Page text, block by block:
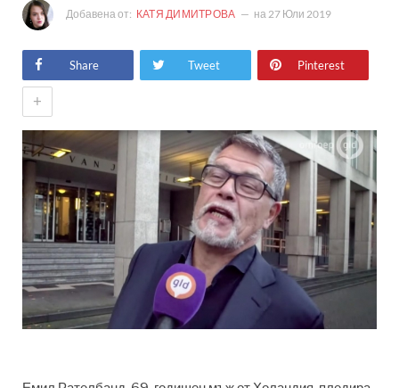
Добавена от: КАТЯ ДИМИТРОВА на 27 Юли 2019
Share Tweet Pinterest
+